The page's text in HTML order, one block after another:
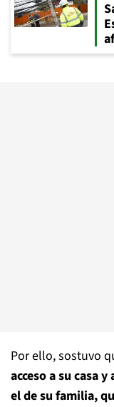
Por ello, sostuvo
acceso a su casa
el de su familia,